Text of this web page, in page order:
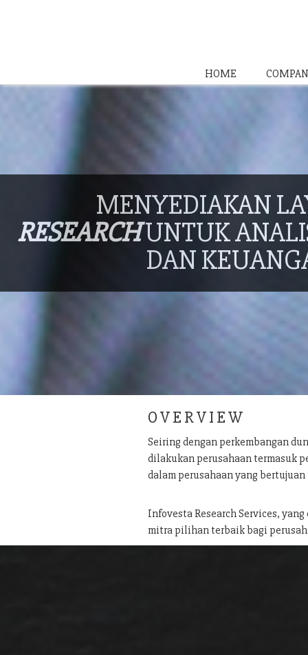
HOME
MENYEDIAKAN
RESEARCHUNTUK
DAN
O V E R V I E W
Seiring dengan perkembangan
dilakukan perusahaan termasuk
dalam perusahaan yang
Infovesta Research Services,
mitra pilihan terbaik bagi